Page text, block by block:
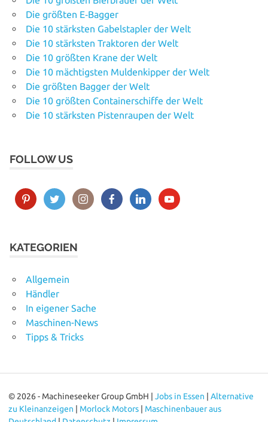
Die größten E‑Bagger
Die 10 stärksten Gabelstapler der Welt
Die 10 stärksten Traktoren der Welt
Die 10 größten Krane der Welt
Die 10 mächtigsten Muldenkipper der Welt
Die größten Bagger der Welt
Die 10 größten Containerschiffe der Welt
Die 10 stärksten Pistenraupen der Welt
FOLLOW US
KATEGORIEN
Allgemein
Händler
In eigener Sache
Maschinen-News
Tipps & Tricks
© 2026 - Machineseeker Group GmbH | Jobs in Essen
Alternative
zu Kleinanzeigen
Morlock Motors
Maschinenbauer aus